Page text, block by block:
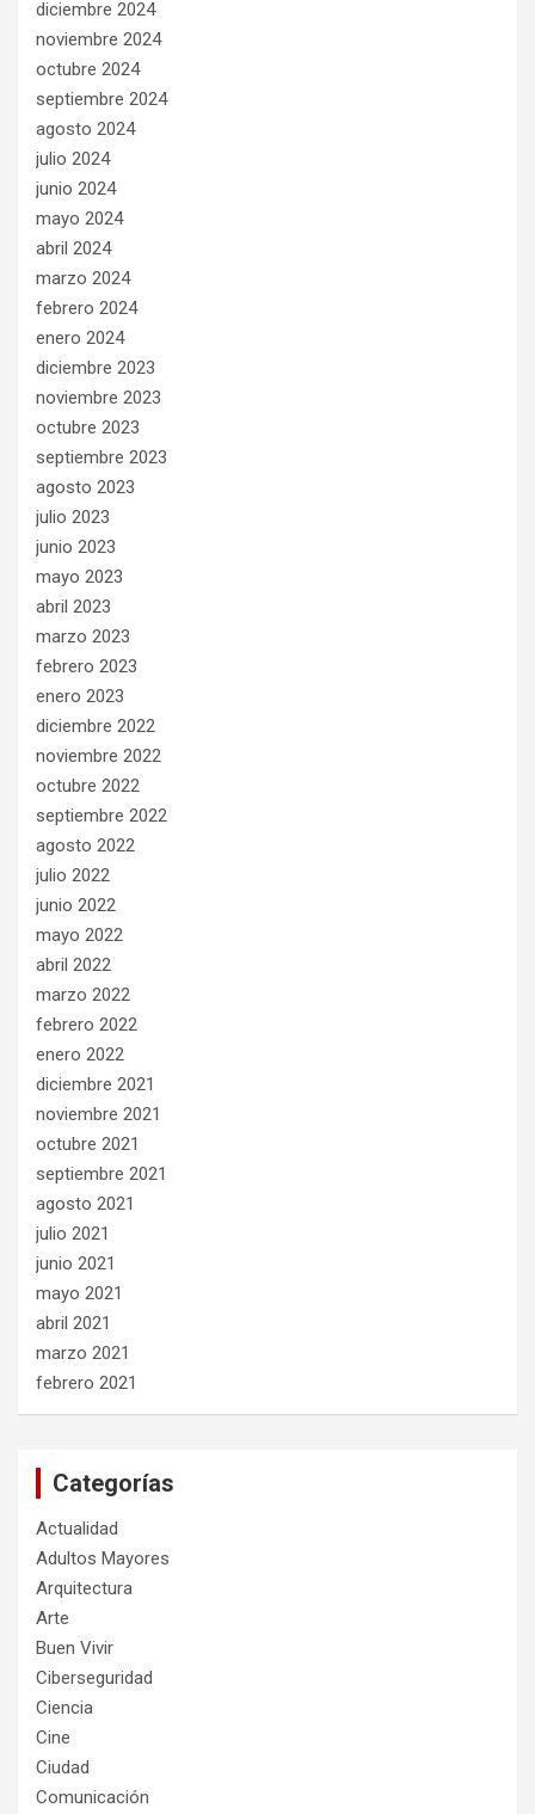
diciembre 2024
noviembre 2024
octubre 2024
septiembre 2024
agosto 2024
julio 2024
junio 2024
mayo 2024
abril 2024
marzo 2024
febrero 2024
enero 2024
diciembre 2023
noviembre 2023
octubre 2023
septiembre 2023
agosto 2023
julio 2023
junio 2023
mayo 2023
abril 2023
marzo 2023
febrero 2023
enero 2023
diciembre 2022
noviembre 2022
octubre 2022
septiembre 2022
agosto 2022
julio 2022
junio 2022
mayo 2022
abril 2022
marzo 2022
febrero 2022
enero 2022
diciembre 2021
noviembre 2021
octubre 2021
septiembre 2021
agosto 2021
julio 2021
junio 2021
mayo 2021
abril 2021
marzo 2021
febrero 2021
Categorías
Actualidad
Adultos Mayores
Arquitectura
Arte
Buen Vivir
Ciberseguridad
Ciencia
Cine
Ciudad
Comunicación